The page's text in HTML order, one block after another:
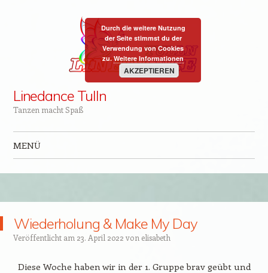
Linedance Tulln
Tanzen macht Spaß
MENÜ
Wiederholung & Make My Day
Veröffentlicht am 23. April 2022 von elisabeth
Diese Woche haben wir in der 1. Gruppe brav geübt und
Durch die weitere Nutzung
der Seite stimmst du der
Verwendung von Cookies
zu.Weitere Informationen
AKZEPTIEREN